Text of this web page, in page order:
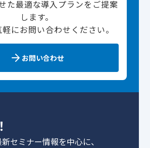
た最適な導入プランをご提案
します。
にお問い合わせください。
お問い合わせ
セミナー情報を中心に、